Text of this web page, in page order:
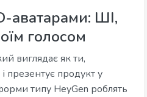
аватарами: ШІ,
голосом
виглядає як ти,
презентує продукт у
типу HeyGen роблять